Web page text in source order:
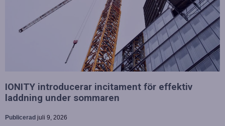
IONITY introducerar incitament för effektiv
laddning under sommaren
Publicerad juli 9, 2026